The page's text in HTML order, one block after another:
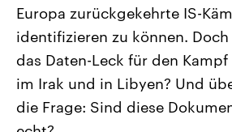
Landtagswahl Sachsen-Anhalt
2026
Alle Informationen
Sachsen-Anhalt wählt am 6.
September 2026 einen neuen
Landtag. Seit 2021 wird das
Bundesland von einer Koalition aus
Europa zurückgekehrte IS-
identifizieren zu können.
das Daten-Leck für den
im Irak und in Libyen? Und
die Frage: Sind diese